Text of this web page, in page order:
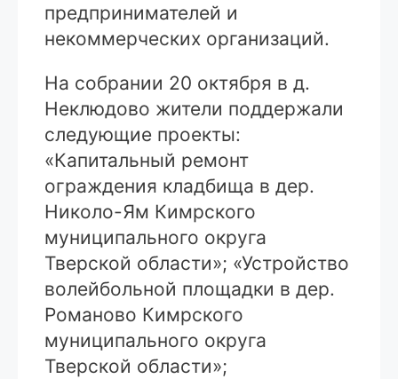
предпринимателей и
некоммерческих организаций.
На собрании 20 октября в д.
Неклюдово жители поддержали
следующие проекты:
«Капитальный ремонт
ограждения кладбища в дер.
Николо-Ям Кимрского
муниципального округа
Тверской области»; «Устройство
волейбольной площадки в дер.
Романово Кимрского
муниципального округа
Тверской области»;